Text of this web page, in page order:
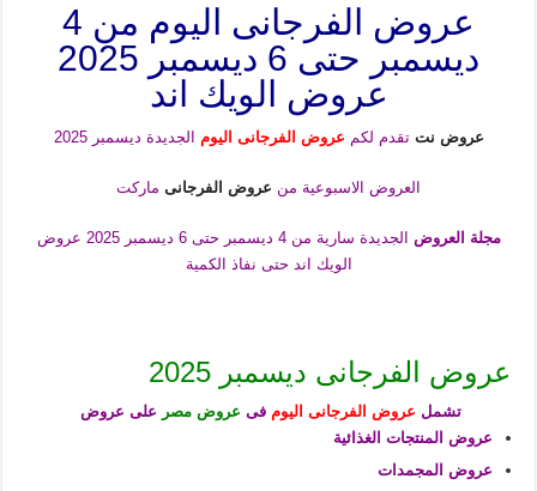
عروض الفرجانى اليوم من 4
ديسمبر حتى 6 ديسمبر 2025
عروض الويك اند
عروض نتتقدم لكم عروض الفرجانى اليومالجديدة ديسمبر 2025
العروض الاسبوعية من عروض الفرجانىماركت
مجلة العروض
الجديدة سارية من 4 ديسمبر حتى 6 ديسمبر 2025 عروض
الويك اند حتى نفاذ الكمية
عروض الفرجانى ديسمبر 2025
تشمل عروض الفرجانى اليومفى عروض مصر على عروض
عروض المنتجات الغذائية
عروض المجمدات